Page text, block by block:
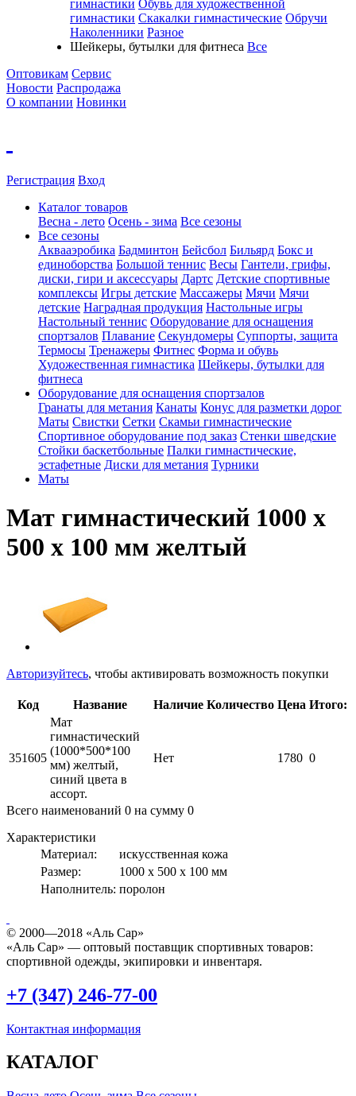
гимнастики Обувь для художественной
гимнастики Скакалки гимнастические Обручи
Наколенники Разное
Шейкеры, бутылки для фитнеса Все
Оптовикам Сервис
Новости Распродажа
О компании Новинки
Регистрация Вход
Каталог товаров
Весна - лето Осень - зима Все сезоны
Все сезоны
Аквааэробика Бадминтон Бейсбол Бильярд Бокс и
единоборства Большой теннис Весы Гантели, грифы,
диски, гири и аксессуары Дартс Детские спортивные
комплексы Игры детские Массажеры Мячи Мячи
детские Наградная продукция Настольные игры
Настольный теннис Оборудование для оснащения
спортзалов Плавание Секундомеры Суппорты, защита
Термосы Тренажеры Фитнес Форма и обувь
Художественная гимнастика Шейкеры, бутылки для
фитнеса
Оборудование для оснащения спортзалов
Гранаты для метания Канаты Конус для разметки дорог
Маты Свистки Сетки Скамьи гимнастические
Спортивное оборудование под заказ Стенки шведские
Стойки баскетбольные Палки гимнастические,
эстафетные Диски для метания Турники
Маты
Мат гимнастический 1000 х
500 х 100 мм желтый
Авторизуйтесь, чтобы активировать возможность покупки
Код Название Наличие Количество Цена Итого:
351605
Мат
гимнастический
(1000*500*100
мм) желтый,
синий цвета в
ассорт.
Нет 1780 0
Всего наименований 0 на сумму 0
Характеристики
Материал:
искусственная кожа
Размер:
1000 х 500 х 100 мм
Наполнитель: поролон
© 2000—2018 «Аль Сар»
«Аль Сар» — оптовый поставщик спортивных товаров:
спортивной одежды, экипировки и инвентаря.
+7 (347) 246-77-00
Контактная информация
КАТАЛОГ